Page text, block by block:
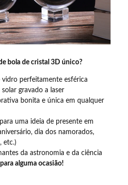
bola de cristal 3D único?
vidro perfeitamente esférica
gravado a laser
bonita e única em qualquer
uma ideia de presente em
dia dos namorados,
etc.)
da astronomia e da ciência
alguma ocasião!